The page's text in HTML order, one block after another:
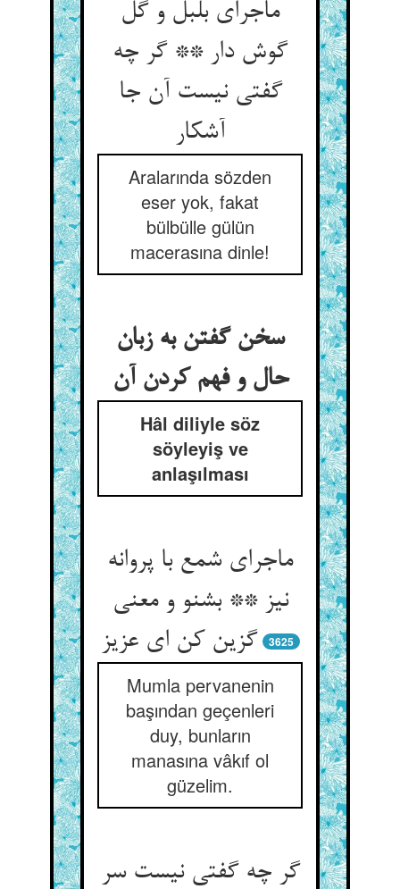
ماجرای بلبل و گل
گوش دار ** گر چه
گفتی نیست آن جا
آشکار
Aralarında sözden
eser yok, fakat
bülbülle gülün
macerasına dinle!
سخن گفتن به زبان
حال و فهم کردن آن
Hâl diliyle söz
söyleyiş ve
anlaşılması
ماجرای شمع با پروانه
نیز ** بشنو و معنی
گزین کن ای عزیز
3625
Mumla pervanenin
başından geçenleri
duy, bunların
manasına vâkıf ol
güzelim.
گر چه گفتی نیست سر